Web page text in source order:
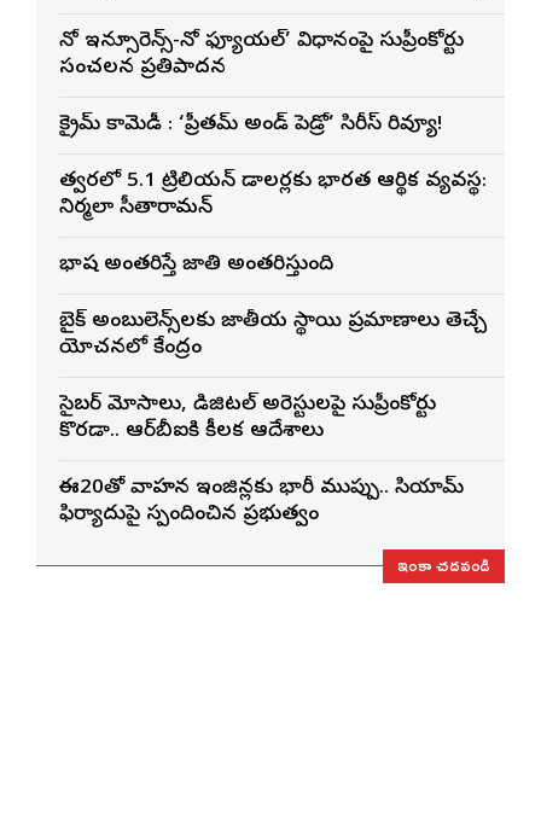
నో ఇన్సూరెన్స్-నో ఫ్యూయల్’ విధానంపై సుప్రీంకోర్టు
సంచలన ప్రతిపాదన
క్రైమ్ కామెడీ : ‘ప్రీతమ్ అండ్ పెడ్రో’ సిరీస్ రివ్యూ!
త్వరలోనే 5.1 ట్రిలియన్ డాలర్లకు భారత ఆర్థిక వ్యవస్థ:
నిర్మలా సీతారామన్
భాష అంతరిస్తే జాతి అంతరిస్తుంది
బైక్ అంబులెన్స్‌లకు జాతీయ స్థాయి ప్రమాణాలు తెచ్చే
యోచనలో కేంద్రం
సైబర్ మోసాలు, డిజిటల్ అరెస్టులపై సుప్రీంకోర్టు
కొరడా.. ఆర్‌బీఐకి కీలక ఆదేశాలు
ఈ20తో వాహన ఇంజిన్లకు భారీ ముప్పు.. సియామ్
ఫిర్యాదుపై స్పందించిన ప్రభుత్వం
ఇంకా చదవండి